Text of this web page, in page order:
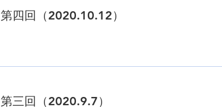
第四回（2020.10.12）
第三回（2020.9.7）